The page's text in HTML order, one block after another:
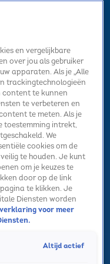
Nieuws
Summer Top 101
en vergelijkbare
over jou als gebruiker
apparaten. Als je „Alle
trackingtechnologieën
content te kunnen
te verbeteren en
te meten. Als je
toestemming intrekt,
We
cookies om de
te houden. Je kunt
om je keuzes te
door op de link
te klikken. Je
Diensten worden
voor meer
Altijd actief